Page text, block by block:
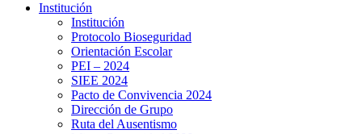
Institución
Institución
Protocolo Bioseguridad
Orientación Escolar
PEI – 2024
SIEE 2024
Pacto de Convivencia 2024
Dirección de Grupo
Ruta del Ausentismo